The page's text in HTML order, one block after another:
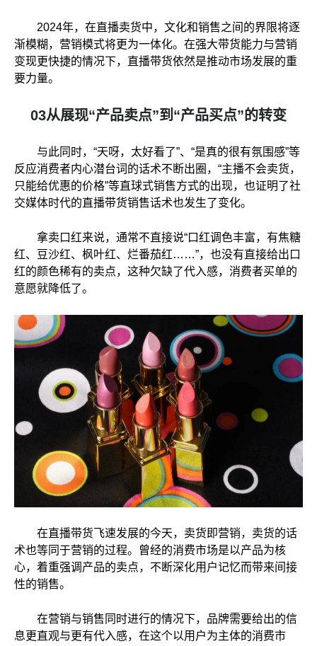
2024年，在直播卖货中，文化和销售之间的界限将逐
渐模糊，营销模式将更为一体化。在强大带货能力与营销
变现更快捷的情况下，直播带货依然是推动市场发展的重
要力量。
03从展现“产品卖点”到“产品买点”的转变
与此同时，“天呀，太好看了”、“是真的很有氛围感”等
反应消费者内心潜台词的话术不断出圈，“主播不会卖货，
只能给优惠的价格”等直球式销售方式的出现，也证明了社
交媒体时代的直播带货销售话术也发生了变化。
拿卖口红来说，通常不直接说“口红调色丰富，有焦糖
红、豆沙红、枫叶红、烂番茄红……”，也没有直接给出口
红的颜色稀有的卖点，这种欠缺了代入感，消费者买单的
意愿就降低了。
在直播带货飞速发展的今天，卖货即营销，卖货的话
术也等同于营销的过程。曾经的消费市场是以产品为核
心，着重强调产品的卖点，不断深化用户记忆而带来间接
性的销售。
在营销与销售同时进行的情况下，品牌需要给出的信
息更直观与更有代入感，在这个以用户为主体的消费市